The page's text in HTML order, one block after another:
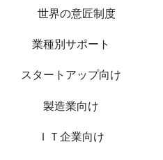
世界の意匠制度
業種別サポート
スタートアップ向け
製造業向け
ＩＴ企業向け